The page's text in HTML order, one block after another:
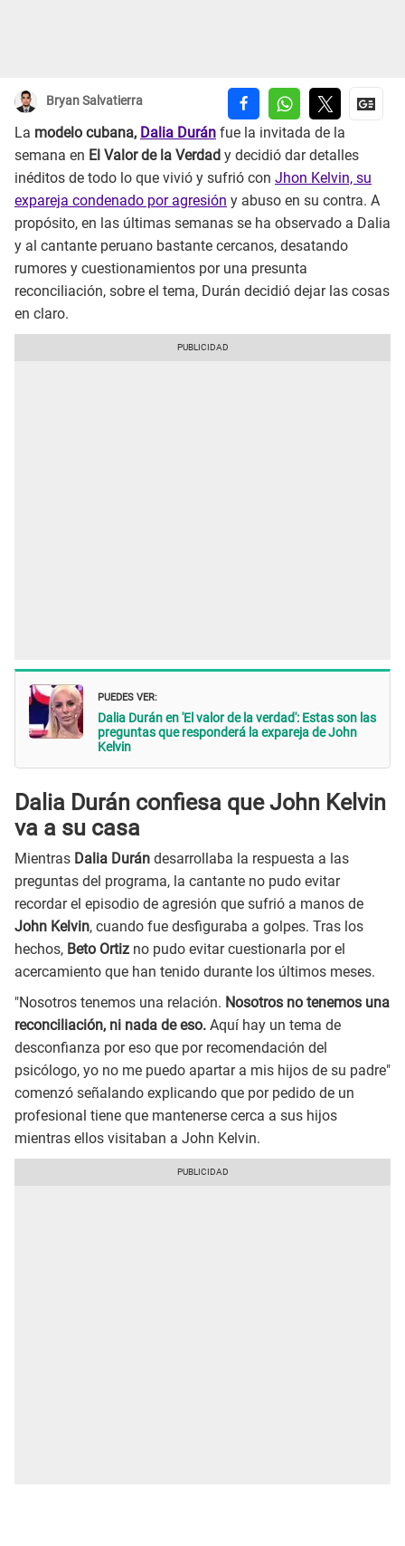
Bryan Salvatierra
La modelo cubana, Dalia Durán fue la invitada de la
semana en El Valor de la Verdad y decidió dar detalles
inéditos de todo lo que vivió y sufrió con Jhon Kelvin, su
expareja condenado por agresión y abuso en su contra. A
propósito, en las últimas semanas se ha observado a Dalia
y al cantante peruano bastante cercanos, desatando
rumores y cuestionamientos por una presunta
reconciliación, sobre el tema, Durán decidió dejar las cosas
en claro.
PUEDES VER:
Dalia Durán en 'El valor de la verdad': Estas son las
preguntas que responderá la expareja de John
Kelvin
Dalia Durán confiesa que John Kelvin
va a su casa
Mientras Dalia Durán desarrollaba la respuesta a las
preguntas del programa, la cantante no pudo evitar
recordar el episodio de agresión que sufrió a manos de
John Kelvin, cuando fue desfiguraba a golpes. Tras los
hechos, Beto Ortiz no pudo evitar cuestionarla por el
acercamiento que han tenido durante los últimos meses.
"Nosotros tenemos una relación. Nosotros no tenemos una
reconciliación, ni nada de eso. Aquí hay un tema de
desconfianza por eso que por recomendación del
psicólogo, yo no me puedo apartar a mis hijos de su padre"
comenzó señalando explicando que por pedido de un
profesional tiene que mantenerse cerca a sus hijos
mientras ellos visitaban a John Kelvin.